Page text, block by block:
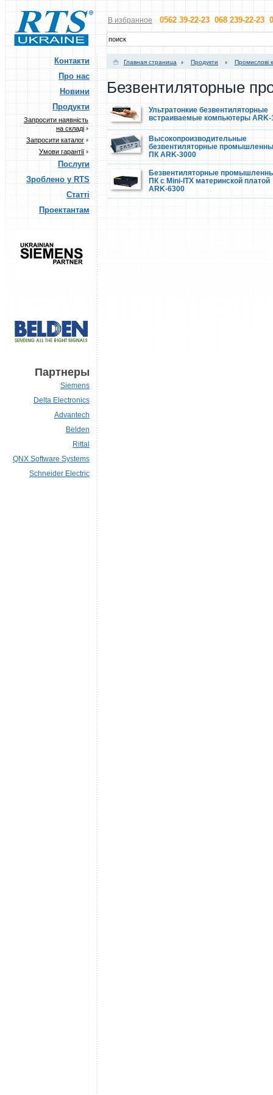
В избранное 0562 39-22-23 068 239-22-23
Контакти
Про нас
Новини
Продукти
Запросити наявність
на складі
Запросити каталог
Умови гарантії
Послуги
Зроблено у RTS
Статті
Проектантам
Партнеры
Siemens
Delta Electronics
Advantech
Belden
Rittal
QNX Software Systems
Schneider Electric
Главная страница Продукти Промислові
Безвентиляторные
Ультратонкие безвентиляторные
встраиваемые компьютеры ARK-
Высокопроизводительные
безвентиляторные
ПК ARK-3000
Безвентиляторные
ПК с Mini-ITX материнской платой
ARK-6300